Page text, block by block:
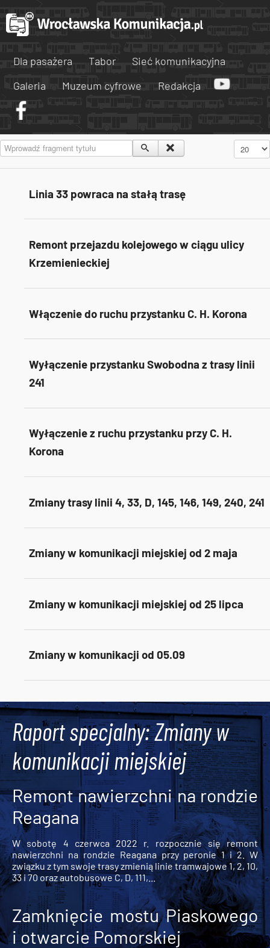
Dla pasażera Tabor
Sieć komunikacyjna
Galeria
Muzeum cyfrowe Redakcja
Wprowadź fragment tytułu Pokaż #
Linia 33 powraca na stałą trasę
Remont przejazdu kolejowego w ciągu ulicy
Krzemienieckiej
Włączenie do ruchu przystanku C. H. Korona
Wyłączenie przystanku Swobodna z trasy linii
241
Wyłączenie z ruchu przystanku przy C. H.
Korona
Zmiany trasy linii 4, 33, D, 145, 146, 149, 240, 241
Zmiany w komunikacji miejskiej od 2 maja
Zmiany w komunikacji miejskiej od 25 lipca
Zmiany w komunikacji od 05.09
Raport specjalny: Zmiany w
komunikacji miejskiej
Remont nawierzchni na rondzie
Reagana
W sobotę 4 czerwca 2022 r. rozpocznie się remont
nawierzchni na rondzie Reagana przy peronie 1 i 2. W
związku z tym swoje trasy zmienią linie tramwajowe 1, 2, 10,
33 i 70 oraz autobusowe C, D, 111,...
Zamknięcie mostu Piaskowego
i otwarcie Pomorskiej